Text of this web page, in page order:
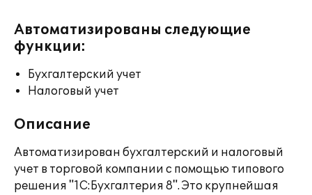
Автоматизированы следующие
функции:
Бухгалтерский учет
Налоговый учет
Описание
Автоматизирован бухгалтерский и налоговый
учет в торговой компании с помощью типового
решения "1С:Бухгалтерия 8". Это крупнейшая